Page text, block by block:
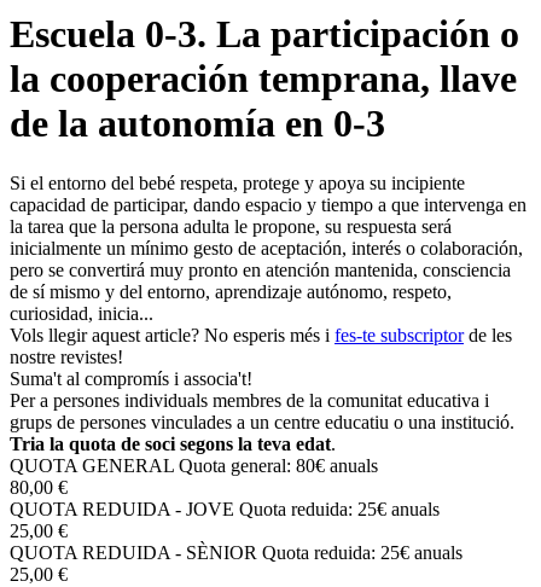
Escuela 0-3. La participación o
la cooperación temprana, llave
de la autonomía en 0-3
Si el entorno del bebé respeta, protege y apoya su incipiente
capacidad de participar, dando espacio y tiempo a que intervenga en
la tarea que la persona adulta le propone, su respuesta será
inicialmente un mínimo gesto de aceptación, interés o colaboración,
pero se convertirá muy pronto en atención mantenida, consciencia
de sí mismo y del entorno, aprendizaje autónomo, respeto,
curiosidad, inicia...
Vols llegir aquest article? No esperis més i fes-te subscriptor de les
nostre revistes!
Suma't al compromís i associa't!
Per a persones individuals membres de la comunitat educativa i
grups de persones vinculades a un centre educatiu o una institució.
Tria la quota de soci segons la teva edat.
QUOTA GENERAL Quota general: 80€ anuals
80,00 €
QUOTA REDUIDA - JOVE Quota reduida: 25€ anuals
25,00 €
QUOTA REDUIDA - SÈNIOR Quota reduida: 25€ anuals
25,00 €